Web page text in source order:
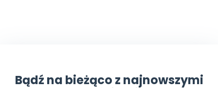
Bądź na bieżąco z najnowszymi